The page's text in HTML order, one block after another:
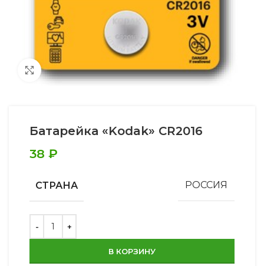
Увеличить
Батарейка «Kodak» CR2016
38 ₽
СТРАНА РОССИЯ
В КОРЗИНУ